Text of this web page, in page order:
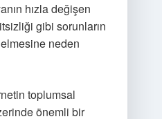
hızla değişen
gibi sorunların
neden
toplumsal
önemli bir